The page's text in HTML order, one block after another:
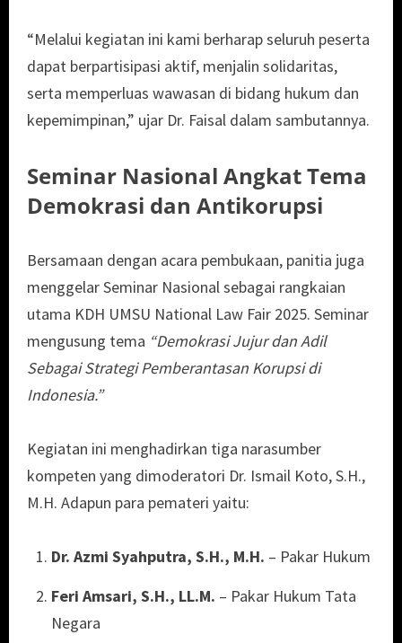
“Melalui kegiatan ini kami berharap seluruh peserta
dapat berpartisipasi aktif, menjalin solidaritas,
serta memperluas wawasan di bidang hukum dan
kepemimpinan,” ujar Dr. Faisal dalam sambutannya.
Seminar Nasional Angkat Tema
Demokrasi dan Antikorupsi
Bersamaan dengan acara pembukaan, panitia juga
menggelar Seminar Nasional sebagai rangkaian
utama KDH UMSU National Law Fair 2025. Seminar
mengusung tema “Demokrasi Jujur dan Adil
Sebagai Strategi Pemberantasan Korupsi di
Indonesia.”
Kegiatan ini menghadirkan tiga narasumber
kompeten yang dimoderatori Dr. Ismail Koto, S.H.,
M.H. Adapun para pemateri yaitu:
Dr. Azmi Syahputra, S.H., M.H. – Pakar Hukum
Feri Amsari, S.H., LL.M. – Pakar Hukum Tata
Negara